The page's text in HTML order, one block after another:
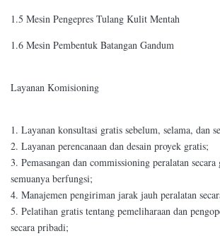
1.5 Mesin Pengepres Tulang Kulit Mentah
1.6 Mesin Pembentuk Batangan Gandum
Layanan Komisioning
1. Layanan konsultasi gratis sebelum, selama, dan
2. Layanan perencanaan dan desain proyek gratis;
3. Pemasangan dan commissioning peralatan
semuanya berfungsi;
4. Manajemen pengiriman jarak jauh peralatan
5. Pelatihan gratis tentang pemeliharaan dan
secara pribadi;